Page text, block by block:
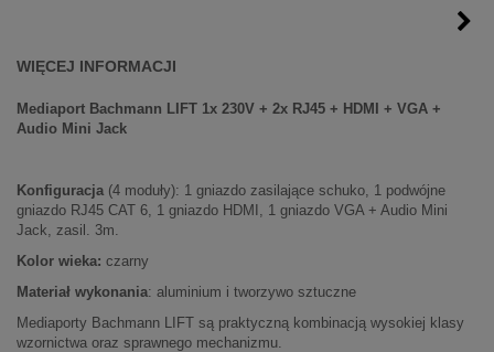
WIĘCEJ INFORMACJI
Mediaport Bachmann LIFT 1x 230V + 2x RJ45 + HDMI + VGA +
Audio Mini Jack
Konfiguracja (4 moduły): 1 gniazdo zasilające schuko, 1 podwójne
gniazdo RJ45 CAT 6, 1 gniazdo HDMI, 1 gniazdo VGA + Audio Mini
Jack, zasil. 3m.
Kolor wieka: czarny
Materiał wykonania: aluminium i tworzywo sztuczne
Mediaporty Bachmann LIFT są praktyczną kombinacją wysokiej klasy
wzornictwa oraz sprawnego mechanizmu.